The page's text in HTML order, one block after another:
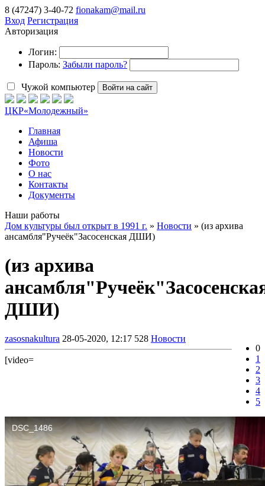
8 (47247) 3-40-72 fionakam@mail.ru
Вход Регистрация
Авторизация
Логин:
Пароль: Забыли пароль?
Чужой компьютер Войти на сайт
ЦКР«Молодежный»
Главная
Афиша
Новости
Фото
О нас
Контакты
Документы
Наши работы
Дом культуры был открыт в 1991 г. » Новости » (из архива
ансамбля"Ручеёк"Засосенская ДШИ)
(из архива
ДШИ)
zasosnakultura 28-05-2020, 12:17 528 Новости
0
1
2
3
4
5
[video=